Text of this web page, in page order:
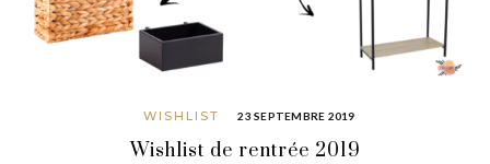
WISHLIST 23 SEPTEMBRE 2019
Wishlist de rentrée 2019